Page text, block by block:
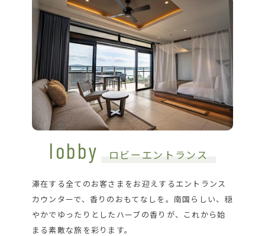
lobby ロビーエントランス
滞在する全てのお客さまをお迎えするエントランス
カウンターで、香りのおもてなしを。南国らしい、穏
やかでゆったりとしたハーブの香りが、これから始
まる素敵な旅を彩ります。